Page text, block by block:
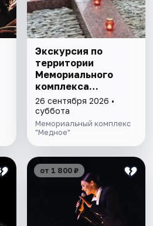
Экскурсия по
территории
Мемориального
комплекса
"Медное"
26 сентября 2026 •
суббота
Мемориальный комплекс
"Медное"
от 1 800 ₽